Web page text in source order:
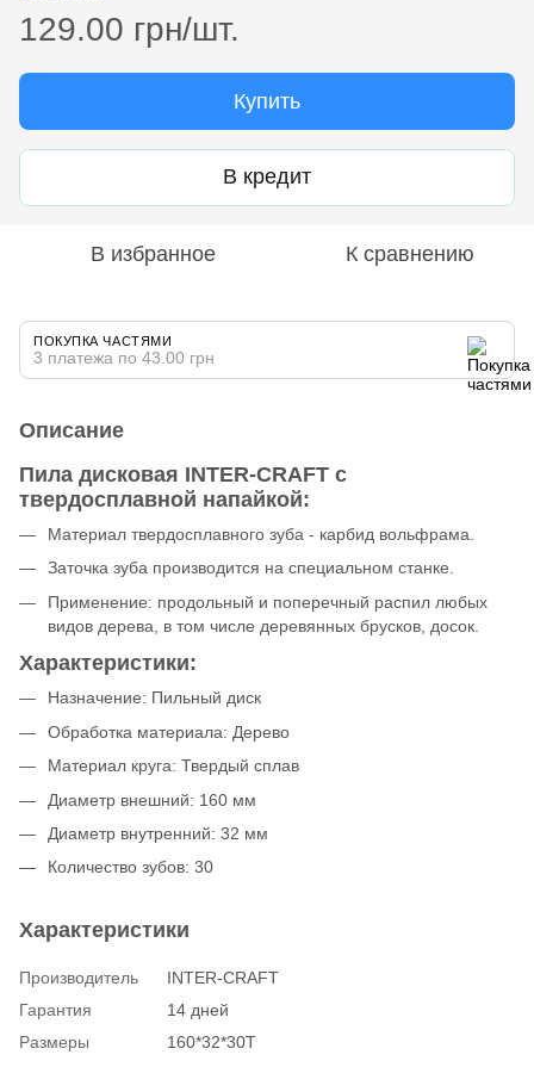
129.00 грн/шт.
Купить
В кредит
В избранное К сравнению
ПОКУПКА ЧАСТЯМИ
3 платежа по 43.00 грн
Описание
Пила дисковая INTER-CRAFT с
твердосплавной напайкой:
Материал твердосплавного зуба - карбид вольфрама.
Заточка зуба производится на специальном станке.
Применение: продольный и поперечный распил любых
видов дерева, в том числе деревянных брусков, досок.
Характеристики:
Назначение: Пильный диск
Обработка материала: Дерево
Материал круга: Твердый сплав
Диаметр внешний: 160 мм
Диаметр внутренний: 32 мм
Количество зубов: 30
Характеристики
Производитель
INTER-CRAFT
Гарантия
14 дней
Размеры
160*32*30T